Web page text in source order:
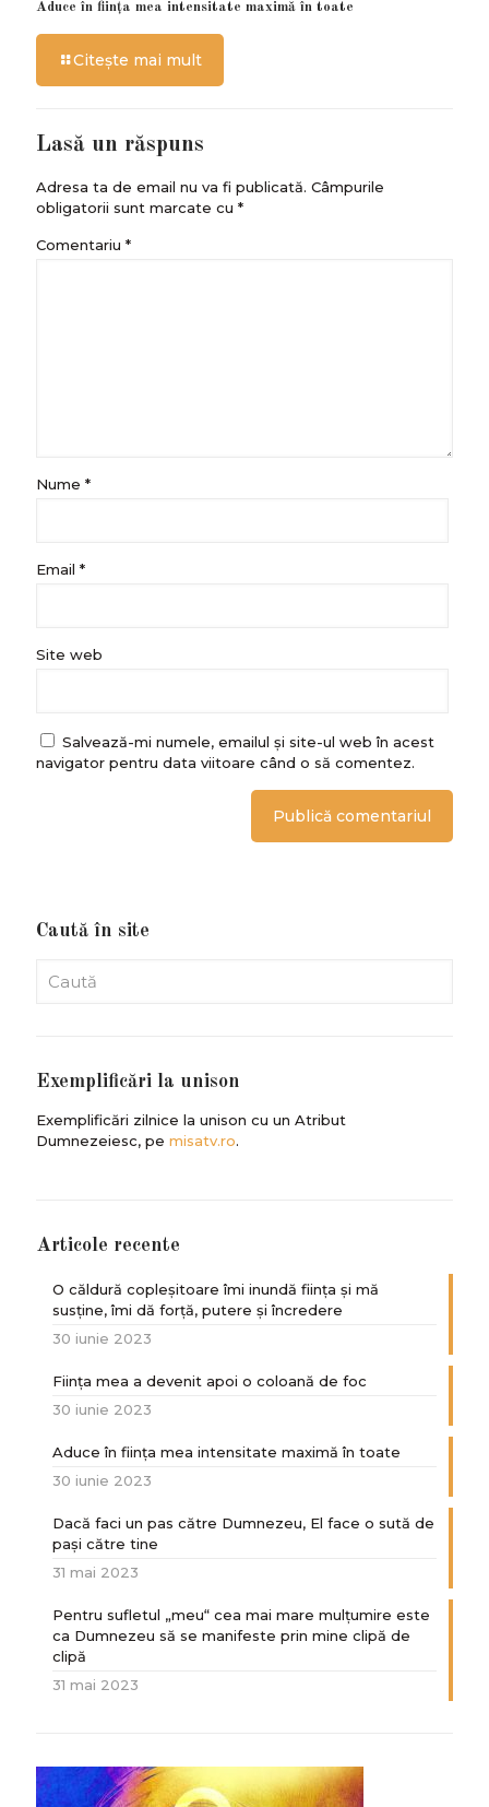
Aduce în ființa mea intensitate maximă în toate
Citește mai mult
Lasă un răspuns
Adresa ta de email nu va fi publicată. Câmpurile
obligatorii sunt marcate cu *
Comentariu *
Nume *
Email *
Site web
Salvează-mi numele, emailul și site-ul web în acest
navigator pentru data viitoare când o să comentez.
Caută în site
Exemplificări la unison
Exemplificări zilnice la unison cu un Atribut
Dumnezeiesc, pe misatv.ro.
Articole recente
O căldură copleșitoare îmi inundă ființa și mă
susține, îmi dă forță, putere și încredere
30 iunie 2023
Ființa mea a devenit apoi o coloană de foc
30 iunie 2023
Aduce în ființa mea intensitate maximă în toate
30 iunie 2023
Dacă faci un pas către Dumnezeu, El face o sută de
paşi către tine
31 mai 2023
Pentru sufletul „meu“ cea mai mare mulțumire este
ca Dumnezeu să se manifeste prin mine clipă de
clipă
31 mai 2023